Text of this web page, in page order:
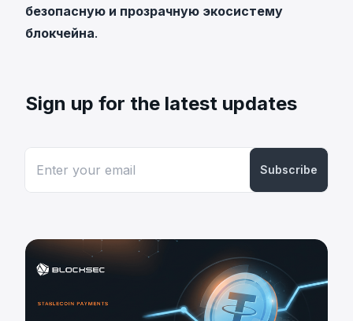
безопасную и прозрачную экосистему
блокчейна.
Sign up for the latest updates
Subscribe